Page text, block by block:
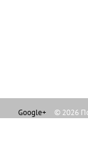
Google+ © 2026